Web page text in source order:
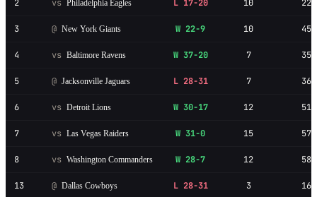
2 vs Philadelphia Eagles L 17-20 10 22
3 @ New York Giants W 22-9 10 45
4 vs Baltimore Ravens W 37-20 7 35
5 @ Jacksonville Jaguars L 28-31 7 36
6 vs Detroit Lions W 30-17 12 51
7 vs Las Vegas Raiders W 31-0 15 57
8 vs Washington Commanders W 28-7 12 58
13 @ Dallas Cowboys L 28-31 3 16